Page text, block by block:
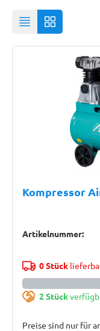
Kompressor
Artikelnummer:
0 Stück
2 Stück
Preise sind nur für